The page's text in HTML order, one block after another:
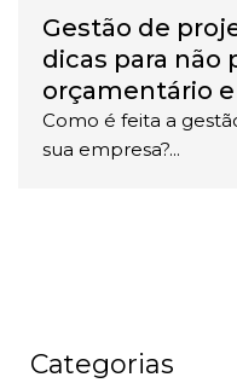
Gestão de
dicas para não
orçamentário e
Como é feita a
sua empresa?...
Categorias